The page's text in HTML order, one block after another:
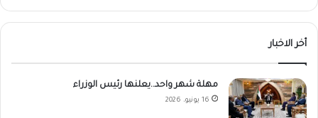
أخر الاخبار
مهلة شهر واحد..يعلنها رئيس الوزراء
16 يونيو، 2026